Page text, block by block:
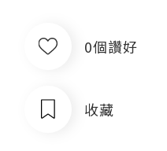
0個讚好
收藏